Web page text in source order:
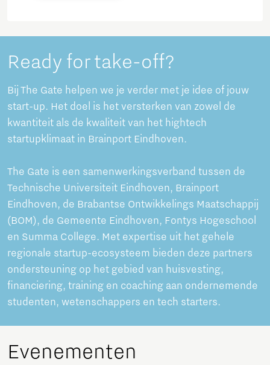
Ready for take-off?
Bij The Gate helpen we je verder met je idee of jouw
start-up. Het doel is het versterken van zowel de
kwantiteit als de kwaliteit van het hightech
startupklimaat in Brainport Eindhoven.
The Gate is een samenwerkingsverband tussen de
Technische Universiteit Eindhoven, Brainport
Eindhoven, de Brabantse Ontwikkelings Maatschappij
(BOM), de Gemeente Eindhoven, Fontys Hogeschool
en Summa College. Met expertise uit het gehele
regionale startup-ecosysteem bieden deze partners
ondersteuning op het gebied van huisvesting,
financiering, training en coaching aan ondernemende
studenten, wetenschappers en tech starters.
Evenementen